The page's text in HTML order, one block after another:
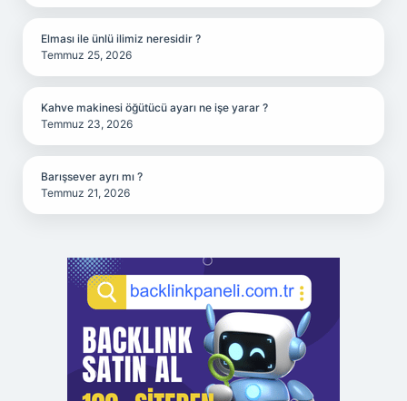
Elması ile ünlü ilimiz neresidir ?
Temmuz 25, 2026
Kahve makinesi öğütücü ayarı ne işe yarar ?
Temmuz 23, 2026
Barışsever ayrı mı ?
Temmuz 21, 2026